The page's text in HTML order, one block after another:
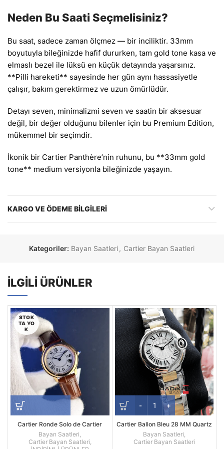
Neden Bu Saati Seçmelisiniz?
Bu saat, sadece zaman ölçmez — bir inciliktir. 33mm
boyutuyla bileğinizde hafif dururken, tam gold tone kasa ve
elmaslı bezel ile lüksü en küçük detayında yaşarsınız.
**Pilli hareketi** sayesinde her gün aynı hassasiyetle
çalışır, bakım gerektirmez ve uzun ömürlüdür.
Detayı seven, minimalizmi seven ve saatin bir aksesuar
değil, bir değer olduğunu bilenler için bu Premium Edition,
mükemmel bir seçimdir.
İkonik bir Cartier Panthère’nin ruhunu, bu **33mm gold
tone** medium versiyonla bileğinizde yaşayın.
KARGO VE ÖDEME BILGILERI
Kategoriler: Bayan Saatleri, Cartier Bayan Saatleri
İLGILI ÜRÜNLER
STOK
TA YO
K
Cartier Ronde Solo de Cartier
27mm Kadın Quartz Saat – Altın
Kasa, Beyaz Roma Kadran ve
Kahverengi Deri Kayış
Bayan Saatleri
Cartier Bayan Saatleri
Cartier Ballon Bleu 28 MM Quartz
Mekanizma Bayan Kol Saati
Bayan Saatleri
Cartier Bayan Saatleri